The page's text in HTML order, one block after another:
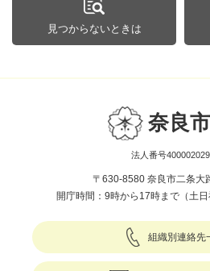
見つからないときは
奈良
法人番号
〒630-8580 奈良市二条大
開庁時間：9時から17時まで（土日
組織別連絡先